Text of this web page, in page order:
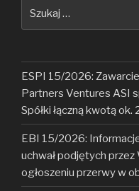
ESPI 15/2026:
Partners Ventures ASI
Spółki łączną kwotą ok.
EBI 15/2026:
uchwał podjętych
ogłoszeniu przerwy w